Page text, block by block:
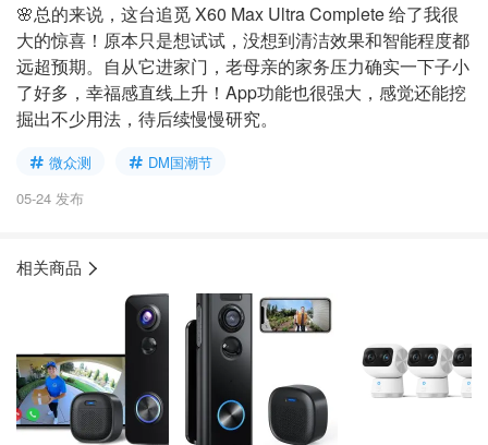
🌸总的来说，这台追觅 X60 Max Ultra Complete 给了我很
大的惊喜！原本只是想试试，没想到清洁效果和智能程度都
远超预期。自从它进家门，老母亲的家务压力确实一下子小
了好多，幸福感直线上升！App功能也很强大，感觉还能挖
掘出不少用法，待后续慢慢研究。
微众测
DM国潮节
05-24 发布
相关商品